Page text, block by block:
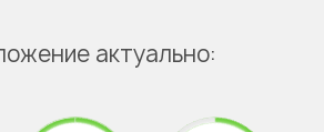
актуально: